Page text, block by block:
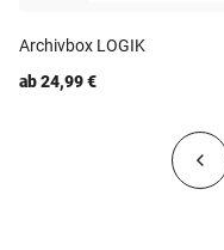
Archivbox LOGIK
ab 24,99 €